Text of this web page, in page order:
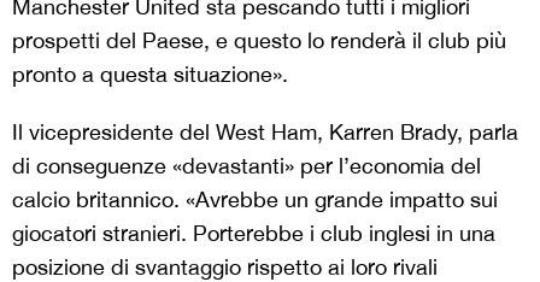
Manchester United sta pescando tutti i migliori
prospetti del Paese, e questo lo renderà il club più
pronto a questa situazione».
Il vicepresidente del West Ham, Karren Brady, parla
di conseguenze «devastanti» per l’economia del
calcio britannico. «Avrebbe un grande impatto sui
giocatori stranieri. Porterebbe i club inglesi in una
posizione di svantaggio rispetto ai loro rivali